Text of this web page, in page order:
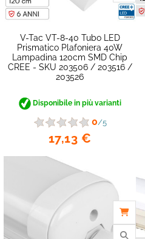
V-Tac VT-8-40 Tubo LED
Prismatico Plafoniera 40W
Lampadina 120cm SMD Chip
CREE - SKU 203506 / 203516 /
203526
Disponibile in più varianti
0/5
17,13 €